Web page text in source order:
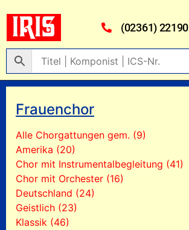
(02361) 22190
Frauenchor
Alle Chorgattungen gem. (9)
Amerika (20)
Chor mit Instrumentalbegleitung (41)
Chor mit Orchester (16)
Deutschland (24)
Geistlich (23)
Klassik (46)